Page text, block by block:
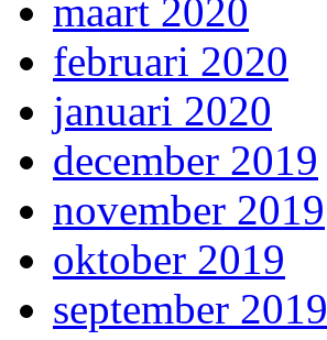
maart 2020
februari 2020
januari 2020
december 2019
november 2019
oktober 2019
september 2019